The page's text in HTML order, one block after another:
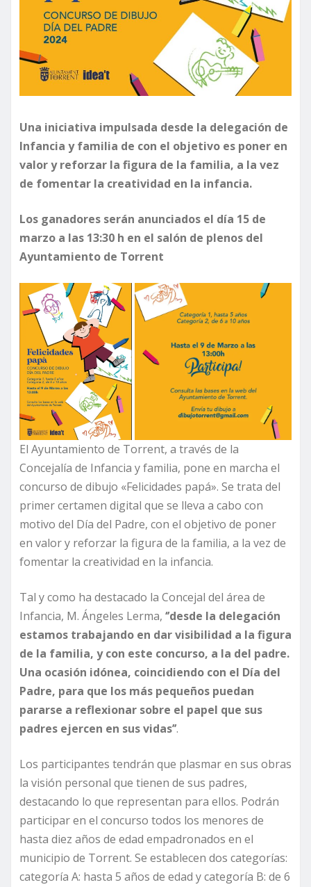
Una iniciativa impulsada desde la delegación de
Infancia y familia de con el objetivo es poner en
valor y reforzar la figura de la familia, a la vez
de fomentar la creatividad en la infancia.
Los ganadores serán anunciados el día 15 de
marzo a las 13:30 h en el salón de plenos del
Ayuntamiento de Torrent
El Ayuntamiento de Torrent, a través de la
Concejalía de Infancia y familia, pone en marcha el
concurso de dibujo «Felicidades papá». Se trata del
primer certamen digital que se lleva a cabo con
motivo del Día del Padre, con el objetivo de poner
en valor y reforzar la figura de la familia, a la vez de
fomentar la creatividad en la infancia.
Tal y como ha destacado la Concejal del área de
Infancia, M. Ángeles Lerma, ‘’desde la delegación
estamos trabajando en dar visibilidad a la figura
de la familia, y con este concurso, a la del padre.
Una ocasión idónea, coincidiendo con el Día del
Padre, para que los más pequeños puedan
pararse a reflexionar sobre el papel que sus
padres ejercen en sus vidas’’.
Los participantes tendrán que plasmar en sus obras
la visión personal que tienen de sus padres,
destacando lo que representan para ellos. Podrán
participar en el concurso todos los menores de
hasta diez años de edad empadronados en el
municipio de Torrent. Se establecen dos categorías:
categoría A: hasta 5 años de edad y categoría B: de 6